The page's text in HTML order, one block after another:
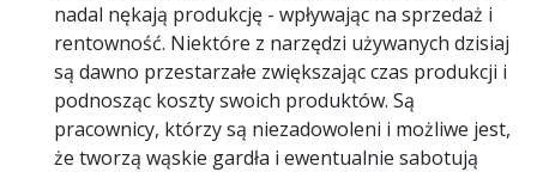
nadal nękają produkcję - wpływając na sprzedaż i
rentowność. Niektóre z narzędzi używanych dzisiaj
są dawno przestarzałe zwiększając czas produkcji i
podnosząc koszty swoich produktów. Są
pracownicy, którzy są niezadowoleni i możliwe jest,
że tworzą wąskie gardła i ewentualnie sabotują